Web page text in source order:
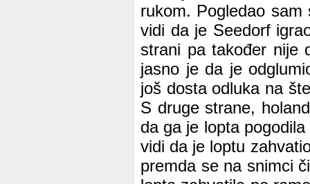
rukom. Pogledao
vidi da je Seedorf
strani pa također nije
jasno je da je
još dosta odluka na
S druge strane,
da ga je lopta
vidi da je loptu
premda se na snimci